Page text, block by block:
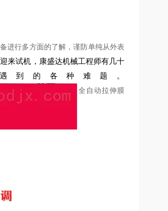
进行多方面的了解，谨防单纯从外表
来试机，康盛达机械工程师有几十
到的各种难题。
全自动拉伸膜